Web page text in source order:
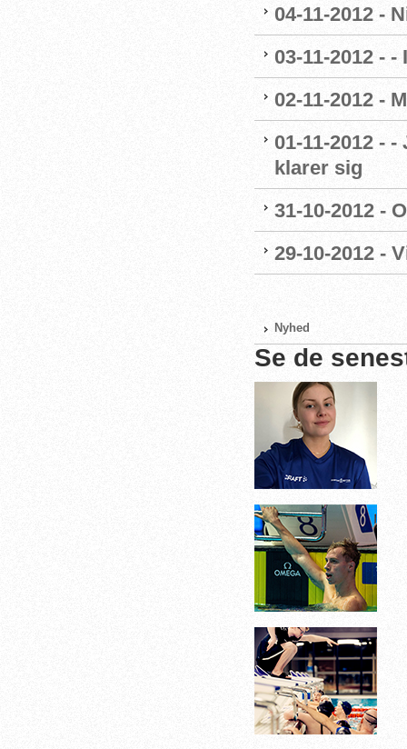
04-11-2012 -
03-11-2012 -
02-11-2012 -
01-11-2012 -
klarer sig
31-10-2012 -
29-10-2012 -
Nyhed
Se de